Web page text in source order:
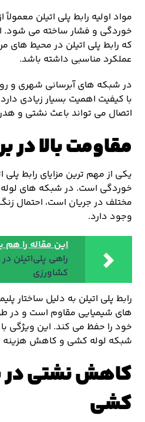
مواد اولیه رابط پلی اتیلن معمولاً
خوردگی و فشار ساخته می
که رابط پلی اتیلن در محیط های
عملکرد مناسبی داشته باشد.
در شبکه های آبرسانی شهری و
با کیفیت اهمیت بسیار زیادی
اتصال می تواند باعث نشتی و
مقاومت بالا در
یکی از مهم ترین مزایای رابط پلی
خوردگی است. در شبکه های لوله
مختلف در جریان است، احتمال
وجود دارد.
این مقاله را هم
‌راهی پلی‌اتیلن
کشاورزی
رابط پلی اتیلن به دلیل ساختار
های شیمیایی مقاوم است و در
خود را حفظ می کند. این ویژگی
شبکه لوله کشی و کاهش هزینه
کاهش نشتی در
کشی